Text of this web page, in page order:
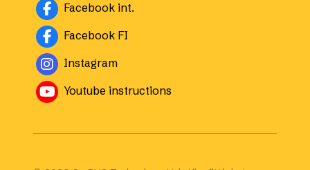
Facebook int.
Facebook FI
Instagram
Youtube instructions